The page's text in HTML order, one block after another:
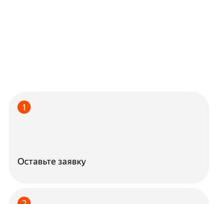
Оставьте заявку